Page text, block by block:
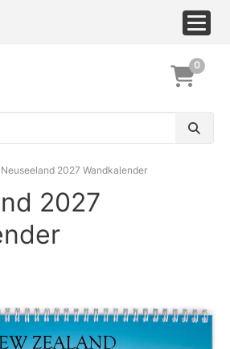
0
Neuseeland 2027 Wandkalender
2027